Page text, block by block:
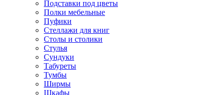
Подставки под цветы
Полки мебельные
Пуфики
Стеллажи для книг
Столы и столики
Стулья
Сундуки
Табуреты
Тумбы
Ширмы
Шкафы